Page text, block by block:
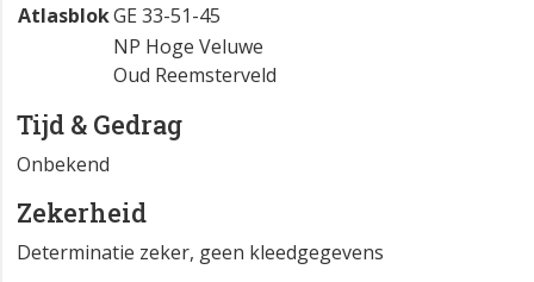
AtlasblokGE 33-51-45
NP Hoge Veluwe
Oud Reemsterveld
Tijd & Gedrag
Onbekend
Zekerheid
Determinatie zeker, geen kleedgegevens